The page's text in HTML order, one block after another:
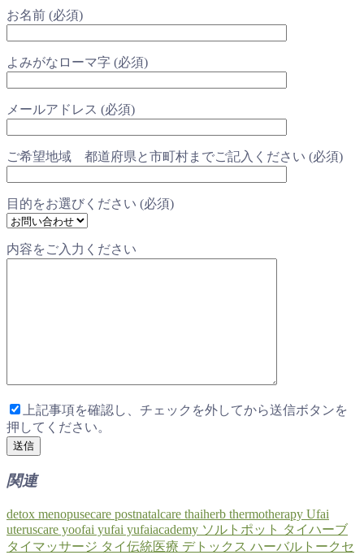
お名前 (必須)
よみがなローマ字 (必須)
メールアドレス (必須)
ご希望地域 都道府県と市町村までご記入ください (必須)
目的をお選びください (必須)
内容をご入力ください
上記事項を確認し、チェックを外してから送信ボタンを
押してください。
関連
detox menopusecare postnatalcare thaiherb thermotherapy Ufai
uteruscare yoofai yufai yufaiacademy ソルトポット タイハーブ
タイマッサージ タイ伝統医療 デトックス ハーバルトークセ